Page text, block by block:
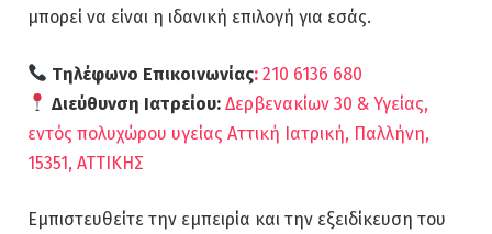
μπορεί να είναι η ιδανική επιλογή για εσάς.
Τηλέφωνο Επικοινωνίας:210 6136 680
Διεύθυνση Ιατρείου: Δερβενακίων 30 & Υγείας,
εντός πολυχώρου υγείας Αττική Ιατρική, Παλλήνη,
15351, ΑΤΤΙΚΗΣ
Εμπιστευθείτε την εμπειρία και την εξειδίκευση του